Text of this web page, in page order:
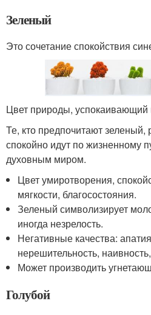
Зеленый
Это сочетание спокойствия
Цвет природы,
Те, кто предпочитают
спокойно идут по жизненному
духовным миром.
Цвет умиротворения,
мягкости, благосостояния.
Зеленый символизирует
иногда незрелость.
Негативные качества:
нерешительность,
Может производить
Голубой